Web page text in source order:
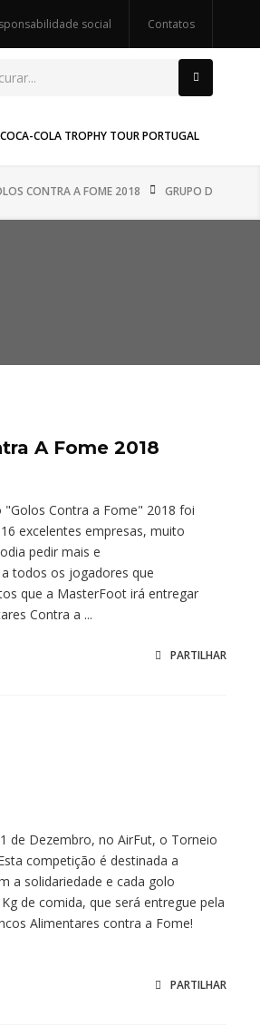
social Contatos
COCA-COLA TROPHY TOUR PORTUGAL
CONTRA A FOME 2018 GRUPO D
A Fome 2018
"Golos Contra a Fome" 2018 foi
excelentes empresas, muito
pedir mais e
todos os jogadores que
que a MasterFoot irá entregar
Contra a ...
PARTILHAR
de Dezembro, no AirFut, o Torneio
competição é destinada a
a solidariedade e cada golo
de comida, que será entregue pela
Alimentares contra a Fome!
PARTILHAR